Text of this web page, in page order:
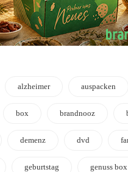
alzheimer auspacken
box brandnooz
demenz dvd
geburtstag genuss box